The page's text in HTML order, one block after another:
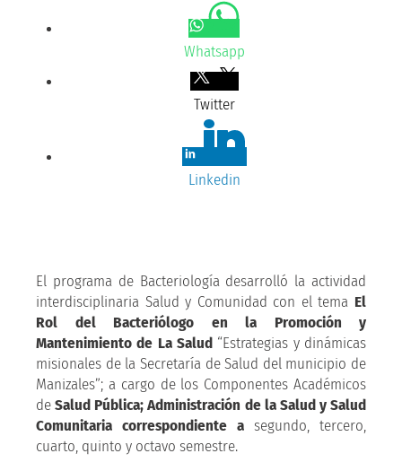
Whatsapp
Twitter
Linkedin
El programa de Bacteriología desarrolló la actividad
interdisciplinaria Salud y Comunidad con el tema El
Rol del Bacteriólogo en la Promoción y
Mantenimiento de La Salud “Estrategias y dinámicas
misionales de la Secretaría de Salud del municipio de
Manizales”; a cargo de los Componentes Académicos
deSalud Pública; Administración de la Salud y Salud
Comunitaria correspondiente a segundo, tercero,
cuarto, quinto y octavo semestre.